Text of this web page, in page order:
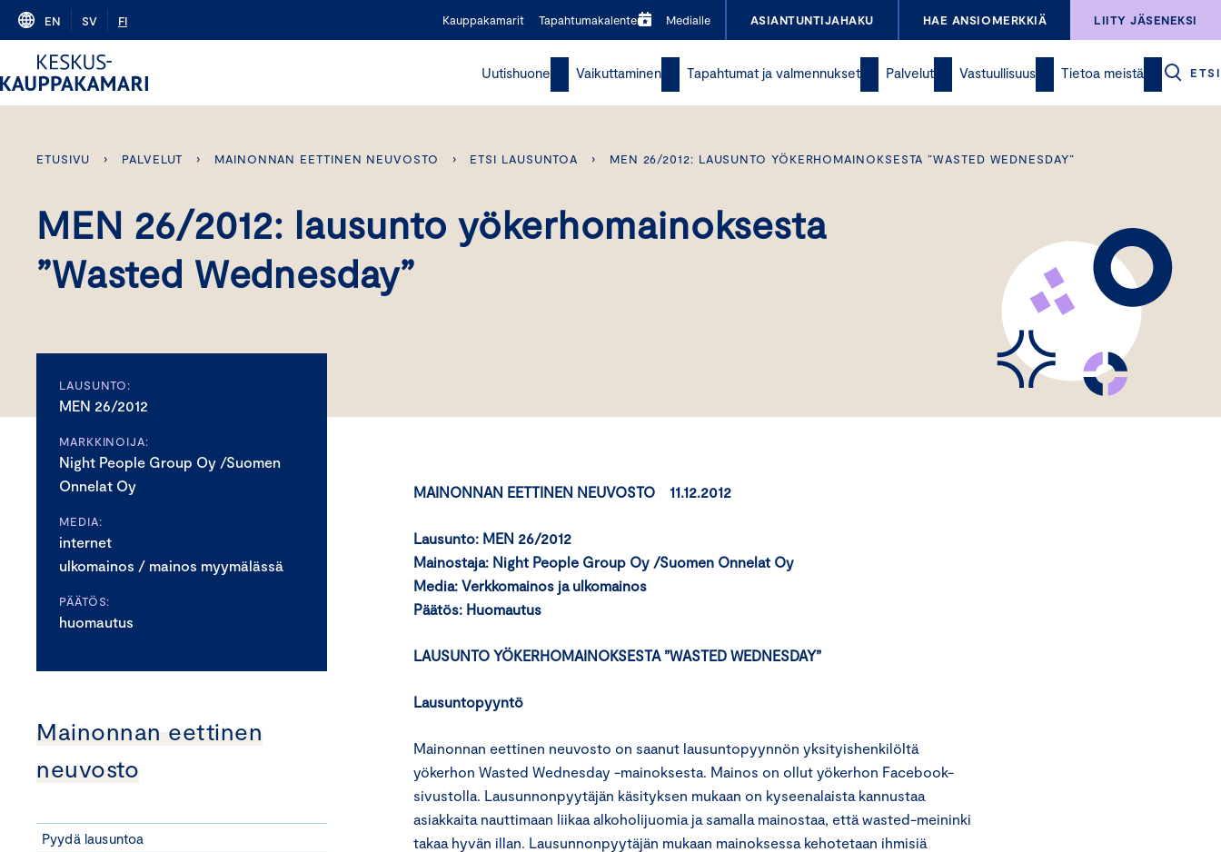
Skip
content
EN SV FI Kauppakamarit Tapahtumakalenteri Medialle ASIANTUNTIJAHAKU HAE ANSIOMERKKIÄ LIITY JÄSENEKSI
Uutishuone Vaikuttaminen Tapahtumat ja valmennukset Palvelut Vastuullisuus Tietoa meistä ETSI
ETUSIVU › PALVELUT › MAINONNAN EETTINEN NEUVOSTO › ETSI LAUSUNTOA › MEN 26/2012: LAUSUNTO YÖKERHOMAINOKSESTA ”WASTED WEDNESDAY”
MEN 26/2012: lausunto yökerhomainoksesta
”Wasted Wednesday”
LAUSUNTO:
MEN 26/2012
MARKKINOIJA:
Night People Group Oy /Suomen
Onnelat Oy
MEDIA:
internet
ulkomainos / mainos myymälässä
PÄÄTÖS:
huomautus
Mainonnan eettinen
neuvosto
Pyydä lausuntoa
MAINONNAN EETTINEN NEUVOSTO 11.12.2012
Lausunto: MEN 26/2012
Mainostaja: Night People Group Oy /Suomen Onnelat Oy
Media: Verkkomainos ja ulkomainos
Päätös: Huomautus
LAUSUNTO YÖKERHOMAINOKSESTA ”WASTED WEDNESDAY”
Lausuntopyyntö
Mainonnan eettinen neuvosto on saanut lausuntopyynnön yksityishenkilöltä
yökerhon Wasted Wednesday -mainoksesta. Mainos on ollut yökerhon Facebook-
sivustolla. Lausunnonpyytäjän käsityksen mukaan on kyseenalaista kannustaa
asiakkaita nauttimaan liikaa alkoholijuomia ja samalla mainostaa, että wasted-meininki
takaa hyvän illan. Lausunnonpyytäjän mukaan mainoksessa kehotetaan ihmisiä